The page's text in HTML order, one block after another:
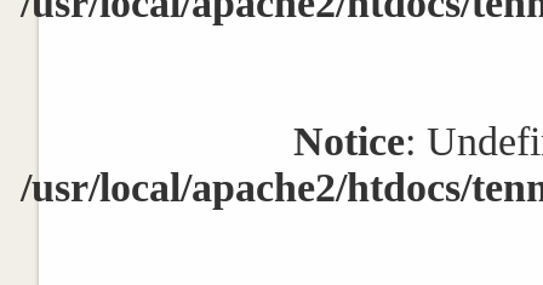
Notice:
/usr/local/apache2/htdocs/